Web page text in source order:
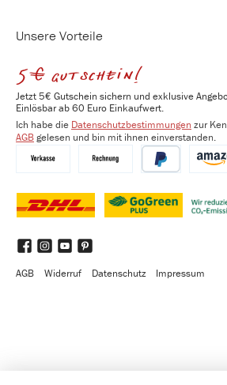
Unsere Vorteile
5€ gutschein!
Jetzt 5€ Gutschein sichern und exklusive
Einlösbar ab 60 Euro Einkaufwert.
Ich habe die Datenschutzbestimmungen zur
AGBgelesen und bin mit ihnen einverstanden.
FacebookInstagram
YouTubePinterest
AGB
Widerruf Datenschutz Impressum